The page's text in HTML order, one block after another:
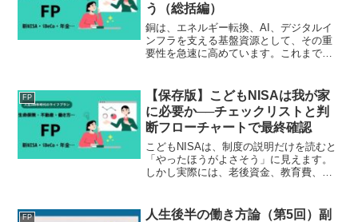
う（総括編）
銅は、エネルギー転換、AI、デジタルイ
ンフラを支える基盤資源として、その重
要性を急速に高めています。これまでの
す。この状況は単なる資源価格の問題で
はありません。銅に依存す...
FP
【保存版】こどもNISAは我が家
に必要か──チェックリストと判
断フローチャートで最終確認
こどもNISAは、制度の説明だけを読むと
「やったほうがよさそう」に見えます。
しかし実際には、老後資金、教育費、相
は、これまでの連載内容を踏まえ、チェ
FP 人生後半の働き方論（第5回）副